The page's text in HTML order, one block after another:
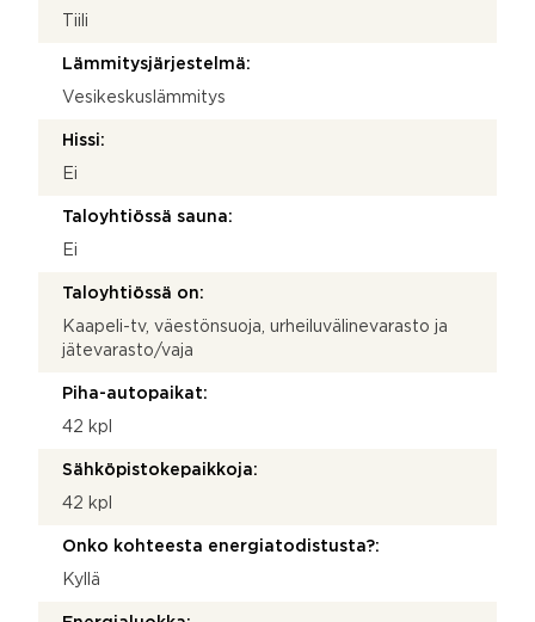
Tiili
Lämmitysjärjestelmä:
Vesikeskuslämmitys
Hissi:
Ei
Taloyhtiössä sauna:
Ei
Taloyhtiössä on:
Kaapeli-tv, väestönsuoja, urheiluvälinevarasto ja
jätevarasto/vaja
Piha-autopaikat:
42 kpl
Sähköpistokepaikkoja:
42 kpl
Onko kohteesta energiatodistusta?:
Kyllä